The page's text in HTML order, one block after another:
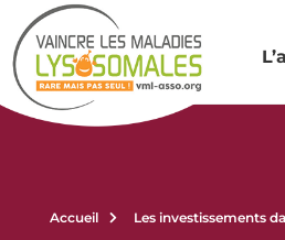
Accueil Les investissements